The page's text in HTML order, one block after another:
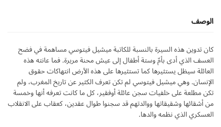
الوصف
كان تدوين هذه السيرة بالنسبة للكاتبة ميشيل فيتوسي مساهمة في فضح
العسف الذي أدى بأمّ وستة أطفال إلى عيش محنة مريرة. فما عانته هذه
العائلة سيظل يستثيرها كما تستثيرها على هذه الأرض انتهاكات حقوق
الإنسان. وهي ميشيل فيتوسي لم تكن تعرف الكثير عن تاريخ المغرب، ولم
تكن مطلعة على خلفيات سجن عائلة أوفقير، كل ما كانت تعرفه أنها وخمسة
من أشقائها وشقيقاتها ووالدتهم قد سجنوا طوال عقدين، كعقاب على الانقلاب
العسكري الذي نظمه والدها.